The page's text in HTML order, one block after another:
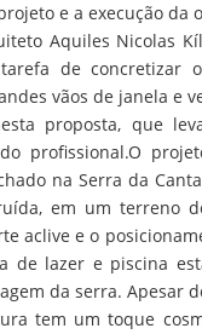
e a execução da
Aquiles Nicolas
de concretizar o
vãos de janela e
proposta, que
profissional.O
na Serra da
em um terreno
aclive e o
de lazer e piscina
da serra. Apesar
tem um toque